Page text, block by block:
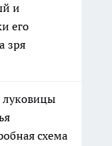
и
его
зря
луковицы
схема